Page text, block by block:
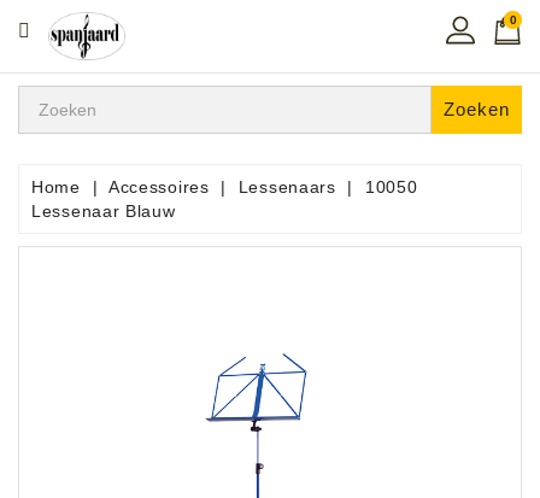
CATEGORIE
Home
In
De
0
Zoeken
Home Accessoires Lessenaars
10050
Lessenaar Blauw